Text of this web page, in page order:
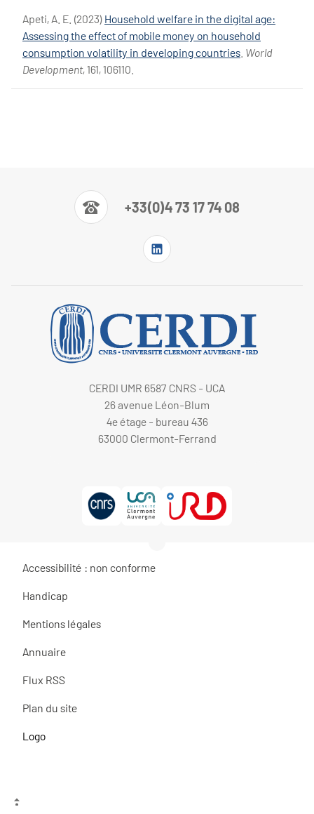
Apeti, A. E. (2023) Household welfare in the digital age:
Assessing the effect of mobile money on household
consumption volatility in developing countries World
Development, 161, 106110.
+33(0)4 73 17 74 08
CERDI UMR 6587 CNRS - UCA
26 avenue Léon-Blum
4e étage - bureau 436
63000 Clermont-Ferrand
Accessibilité : non conforme
Handicap
Mentions légales
Annuaire
Flux RSS
Plan du site
Logo